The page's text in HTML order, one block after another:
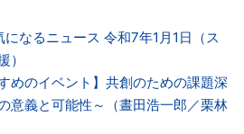
なるニュース 令和7年1月1日（ス
）
めのイベント】共創のための課題深
意義と可能性～（晝田浩一郎／栗林